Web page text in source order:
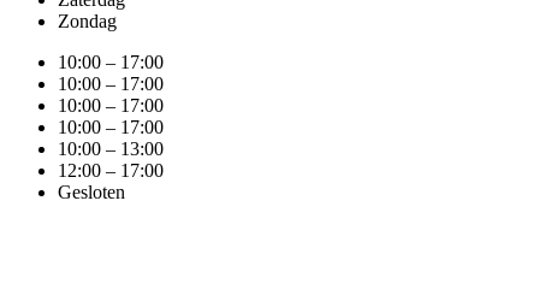
Zondag
10:00 – 17:00
10:00 – 17:00
10:00 – 17:00
10:00 – 17:00
10:00 – 13:00
12:00 – 17:00
Gesloten